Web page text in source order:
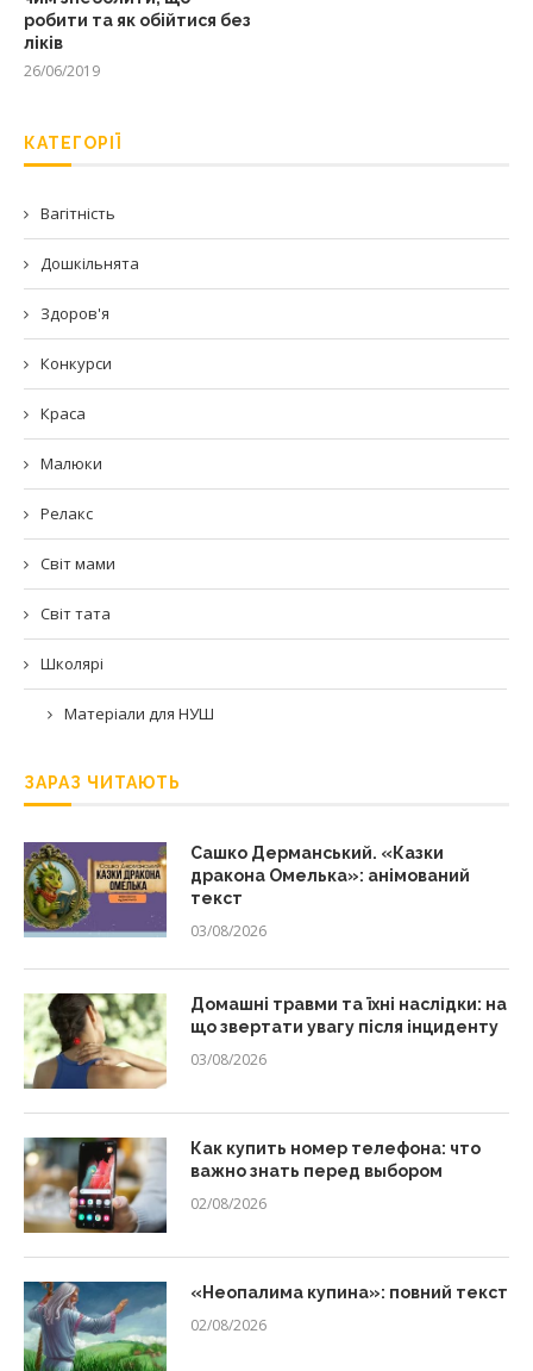
робити та як обійтися без
ліків
26/06/2019
КАТЕГОРІЇ
Вагітність
Дошкільнята
Здоров'я
Конкурси
Краса
Малюки
Релакс
Світ мами
Світ тата
Школярі
Матеріали для НУШ
ЗАРАЗ ЧИТАЮТЬ
Сашко Дерманський. «Казки
дракона Омелька»: анімований
текст
03/08/2026
Домашні травми та їхні наслідки: на
що звертати увагу після інциденту
03/08/2026
Как купить номер телефона: что
важно знать перед выбором
02/08/2026
«Неопалима купина»: повний текст
02/08/2026